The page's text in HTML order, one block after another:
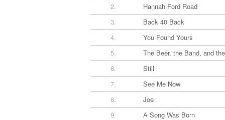
2.
Hannah Ford Road
3.
Back 40 Back
4.
You Found Yours
5.
The Beer, the Band, and
6.
Still
7.
See Me Now
8.
Joe
9.
A Song Was Born